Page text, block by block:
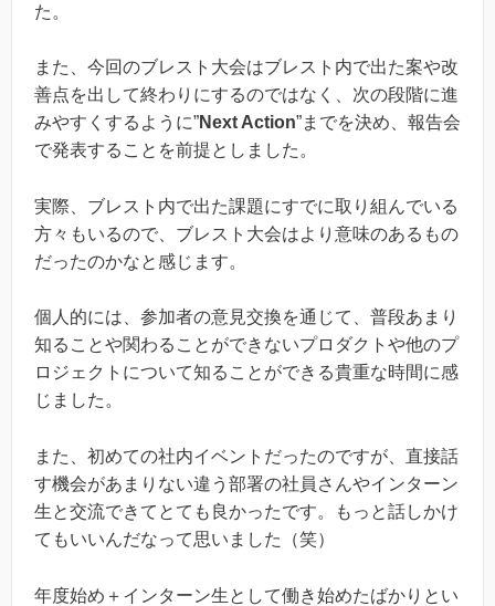
た。
また、今回のブレスト大会はブレスト内で出た案や改
善点を出して終わりにするのではなく、次の段階に進
みやすくするように”Next Action”までを決め、報告会
で発表することを前提としました。
実際、ブレスト内で出た課題にすでに取り組んでいる
方々もいるので、ブレスト大会はより意味のあるもの
だったのかなと感じます。
個人的には、参加者の意見交換を通じて、普段あまり
知ることや関わることができないプロダクトや他のプ
ロジェクトについて知ることができる貴重な時間に感
じました。
また、初めての社内イベントだったのですが、直接話
す機会があまりない違う部署の社員さんやインターン
生と交流できてとても良かったです。もっと話しかけ
てもいいんだなって思いました（笑）
年度始め＋インターン生として働き始めたばかりとい